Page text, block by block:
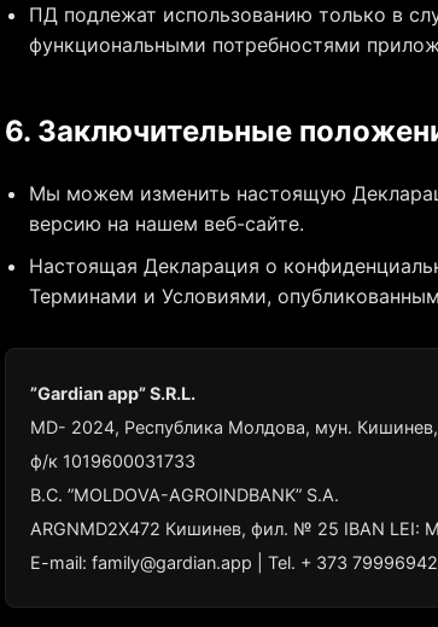
ПД подлежат использованию только в
функциональными потребностями
6. Заключительные
Мы можем изменить настоящую
версию на нашем веб-сайте.
Настоящая Декларация о
Терминами и Условиями,
”Gardian app” S.R.L.
MD- 2024, Республика Молдова, мун.
ф/к 1019600031733
B.C. ”MOLDOVA-AGROINDBANK” S.A.
ARGNMD2X472 Кишинев, фил. № 25 IBAN LEI:
E-mail: family@gardian.app | Tel. + 373 79996942